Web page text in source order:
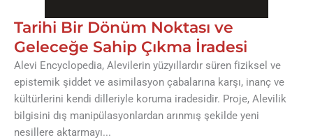
Tarihi Bir Dönüm Noktası ve
Geleceğe Sahip Çıkma İradesi
Alevi Encyclopedia, Alevilerin yüzyıllardır süren fiziksel ve
epistemik şiddet ve asimilasyon çabalarına karşı, inanç ve
kültürlerini kendi dilleriyle koruma iradesidir. Proje, Alevilik
bilgisini dış manipülasyonlardan arınmış şekilde yeni
nesillere aktarmayı...